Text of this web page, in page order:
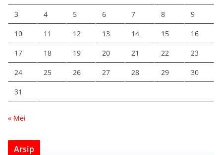
3 4 5 6 7 8 9
10 11 12 13 14 15 16
17 18 19 20 21 22 23
24 25 26 27 28 29 30
31
« Mei
Arsip